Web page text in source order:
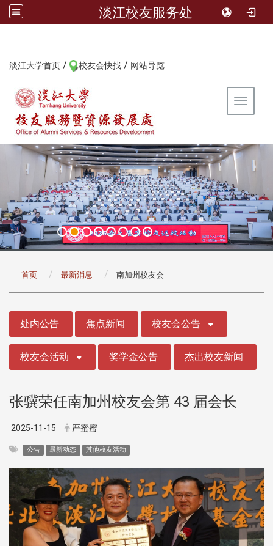
淡江校友服务处
淡江大学首页 / 校友会快找 / 网站导览
Toggle
首页 最新消息 南加州校友会
处内公告 焦点新闻 校友会公告
校友会活动 奖学金公告 杰出校友新闻
张骥荣任南加州校友会第 43 届会长
2025-11-15 严蜜蜜
公告 最新动态 其他校友活动